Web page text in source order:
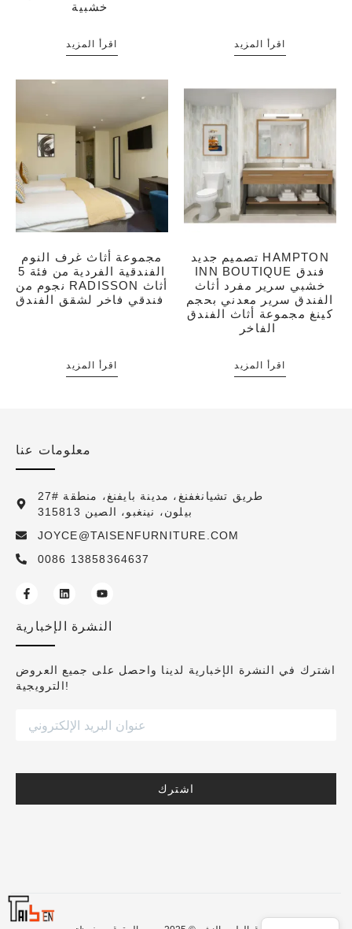
اقرأ المزيد اقرأ المزيد
مجموعة أثاث غرف النوم
الفندقية الفردية من فئة 5
نجوم من RADISSON أثاث
اقرأ المزيد
تصميم جديد HAMPTON
INN BOUTIQUE فندق
خشبي سرير مفرد أثاث
الفندق سرير معدني بحجم
كينغ مجموعة أثاث الفندق
اقرأ المزيد
معلومات عنا
27# طريق تشيانغفنغ، مدينة بايفنغ، منطقة
بيلون، نينغبو، الصين 315813
JOYCE@TAISENFURNITURE.COM
0086 13858364637
النشرة الإخبارية
اشترك في النشرة الإخبارية لدينا واحصل على جميع العروض
الترويجية!
اشترك